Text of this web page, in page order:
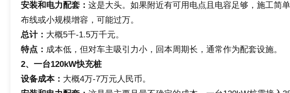
安装和电力配套： 这是大头。如果附近有可用电点且电容足够，施工简
布线或小规模增容，可能过万。
总计： 大概5千-1.5万千元。
特点： 成本低，但对车主吸引力小，回本周期长，通常作为配套设施。
2、 一台120kW快充桩
设备成本： 大概4万-7万元人民币。